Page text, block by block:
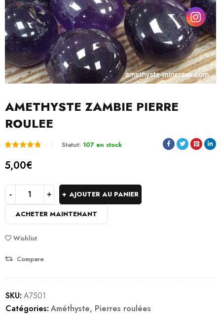
AMETHYSTE ZAMBIE PIERRE
ROULEE
basé
notation
Statut: 107 en stock
5,00€
AJOUTER AU PANIER
ACHETER MAINTENANT
Wishlist
Compare
SKU: A7501
Catégories: Améthyste, Pierres roulées